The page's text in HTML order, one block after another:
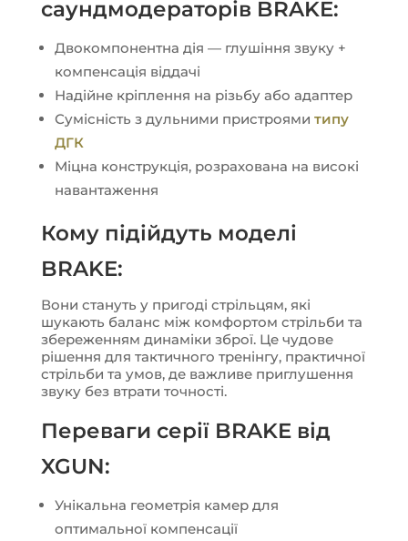
саундмодераторів BRAKE:
Двокомпонентна дія — глушіння звуку +
компенсація віддачі
Надійне кріплення на різьбу або адаптер
Сумісність з дульними пристроями типу
ДГК
Міцна конструкція, розрахована на високі
навантаження
Кому підійдуть моделі
BRAKE:
Вони стануть у пригоді стрільцям, які
шукають баланс між комфортом стрільби та
збереженням динаміки зброї. Це чудове
рішення для тактичного тренінгу, практичної
стрільби та умов, де важливе приглушення
звуку без втрати точності.
Переваги серії BRAKE від
XGUN:
Унікальна геометрія камер для
оптимальної компенсації